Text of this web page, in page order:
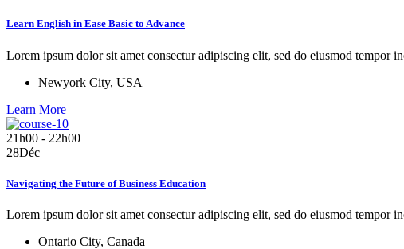
Learn English in Ease Basic to Advance
Lorem ipsum dolor sit amet consectur adipiscing elit, sed do eiusmod tempor
Newyork City, USA
Learn More
21h00 - 22h00
28Déc
Navigating the Future of Business Education
Lorem ipsum dolor sit amet consectur adipiscing elit, sed do eiusmod tempor
Ontario City, Canada